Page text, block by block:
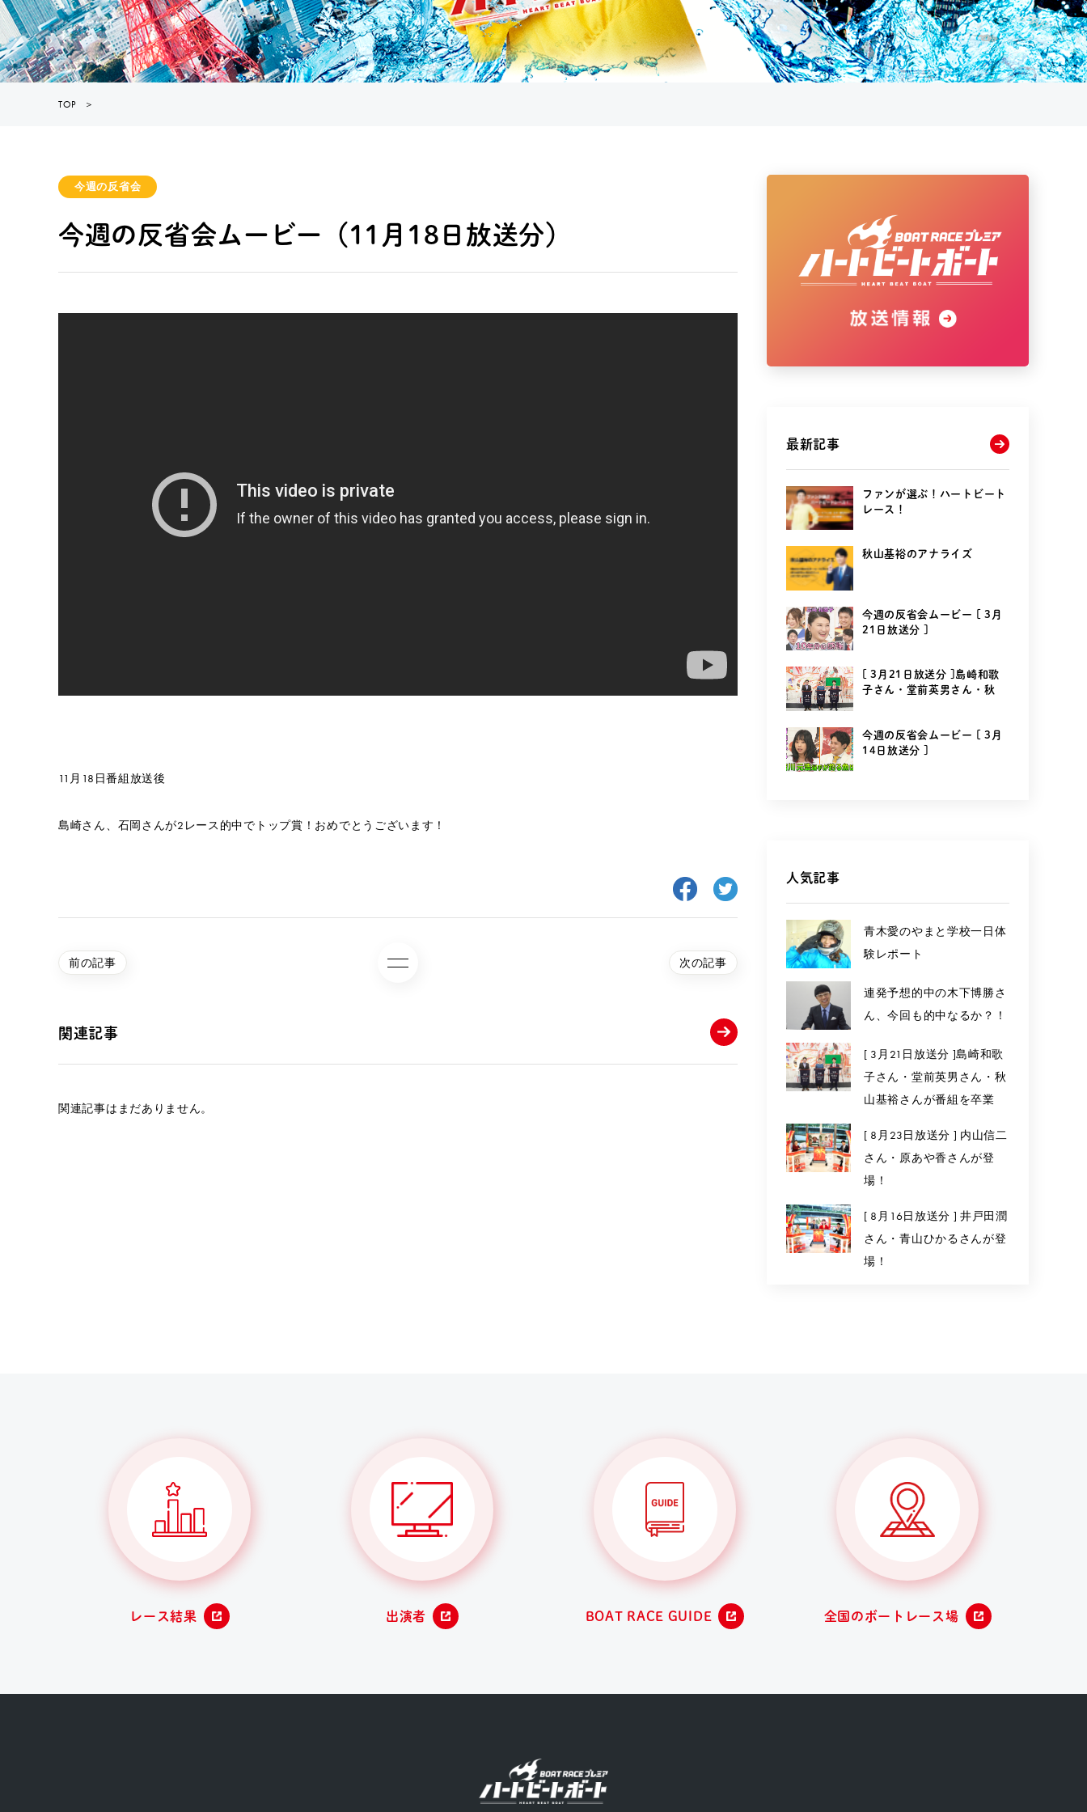
TOP ＞
今週の反省会
今週の反省会ムービー（11月18日放送分）
11月18日番組放送後
島崎さん、石岡さんが2レース的中でトップ賞！おめでとうございます！
前の記事 次の記事
関連記事
関連記事はまだありません。
最新記事
ファンが選ぶ！ハートビート
レース！
秋山基裕のアナライズ
今週の反省会ムービー [ 3月
21日放送分 ]
[ 3月21日放送分 ]島崎和歌
子さん・堂前英男さん・秋
今週の反省会ムービー [ 3月
14日放送分 ]
人気記事
青木愛のやまと学校一日体
験レポート
連発予想的中の木下博勝さ
ん、今回も的中なるか？！
[ 3月21日放送分 ]島崎和歌
子さん・堂前英男さん・秋
山基裕さんが番組を卒業
[ 8月23日放送分 ] 内山信二
さん・原あや香さんが登
場！
[ 8月16日放送分 ] 井戸田潤
さん・青山ひかるさんが登
場！
レース結果 出演者 BOAT RACE GUIDE 全国のボートレース場